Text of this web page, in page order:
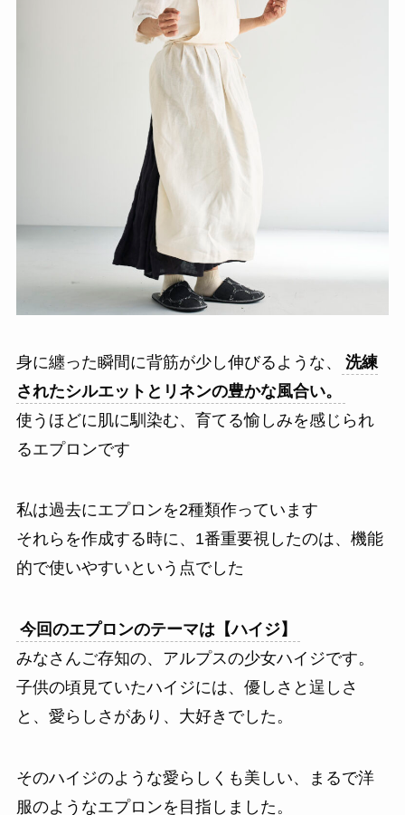
身に纏った瞬間に背筋が少し伸びるような、
洗練
されたシルエットとリネンの豊かな風合い。
使うほどに肌に馴染む、育てる愉しみを感じられ
るエプロンです
私は過去にエプロンを2種類作っています
それらを作成する時に、1番重要視したのは、機能
的で使いやすいという点でした
今回のエプロンのテーマは【ハイジ】
みなさんご存知の、アルプスの少女ハイジです。
子供の頃見ていたハイジには、優しさと逞しさ
と、愛らしさがあり、大好きでした。
そのハイジのような愛らしくも美しい、まるで洋
服のようなエプロンを目指しました。